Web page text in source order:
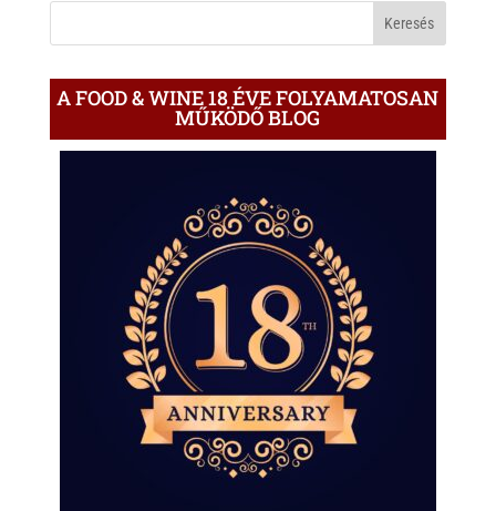
A FOOD & WINE 18 ÉVE FOLYAMATOSAN
MŰKÖDŐ BLOG